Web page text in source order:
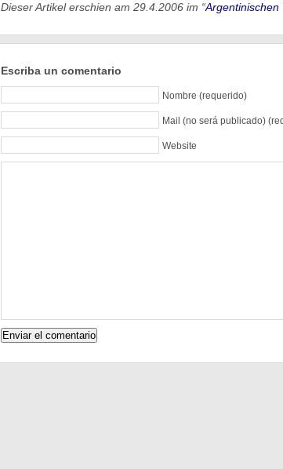
Dieser Artikel erschien am 29.4.2006 im “Argentinischen
Escriba un comentario
Nombre (requerido)
Mail (no será publicado)
Website